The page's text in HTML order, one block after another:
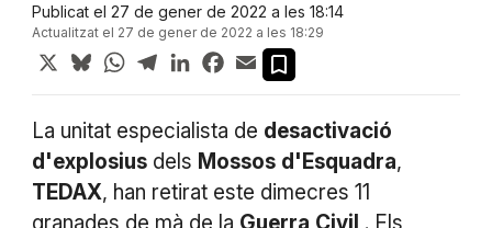
Publicat el 27 de gener de 2022 a les 18:14
Actualitzat el 27 de gener de 2022 a les 18:29
X BlueskyWhatsApp
TelegramLinkedInFacebook
Email
La unitat especialista de desactivació
d'explosiusdels Mossos d'Esquadra,
TEDAX, han retirat este dimecres 11